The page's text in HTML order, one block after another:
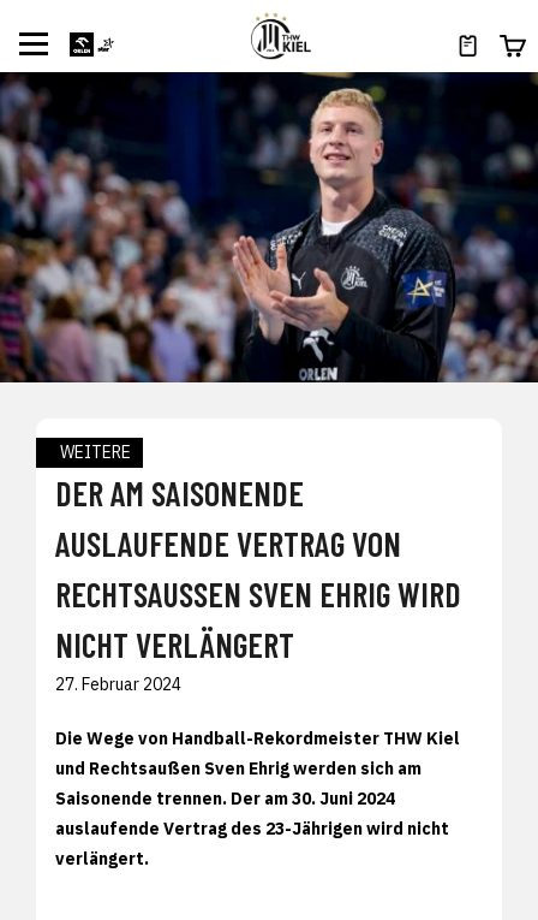
WEITERE
DER AM SAISONENDE
AUSLAUFENDE VERTRAG VON
RECHTSAUSSEN SVEN EHRIG WIRD N
ICHT VERLÄNGERT
27. Februar 2024
Die Wege von Handball-Rekordmeister THW Kiel
und Rechtsaußen Sven Ehrig werden sich am
Saisonende trennen. Der am 30. Juni 2024
auslaufende Vertrag des 23-Jährigen wird nicht
verlängert.